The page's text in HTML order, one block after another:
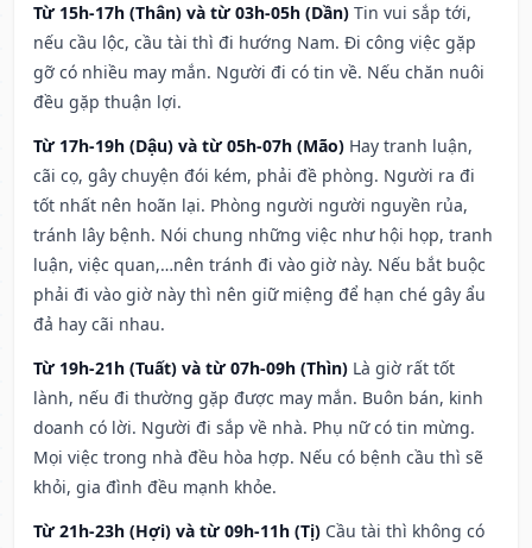
Từ 15h-17h (Thân) và từ 03h-05h (Dần) Tin vui sắp tới,
nếu cầu lộc, cầu tài thì đi hướng Nam. Đi công việc gặp
gỡ có nhiều may mắn. Người đi có tin về. Nếu chăn nuôi
đều gặp thuận lợi.
Từ 17h-19h (Dậu) và từ 05h-07h (Mão) Hay tranh luận,
cãi cọ, gây chuyện đói kém, phải đề phòng. Người ra đi
tốt nhất nên hoãn lại. Phòng người người nguyền rủa,
tránh lây bệnh. Nói chung những việc như hội họp, tranh
luận, việc quan,…nên tránh đi vào giờ này. Nếu bắt buộc
phải đi vào giờ này thì nên giữ miệng để hạn ché gây ẩu
đả hay cãi nhau.
Từ 19h-21h (Tuất) và từ 07h-09h (Thìn) Là giờ rất tốt
lành, nếu đi thường gặp được may mắn. Buôn bán, kinh
doanh có lời. Người đi sắp về nhà. Phụ nữ có tin mừng.
Mọi việc trong nhà đều hòa hợp. Nếu có bệnh cầu thì sẽ
khỏi, gia đình đều mạnh khỏe.
Từ 21h-23h (Hợi) và từ 09h-11h (Tị) Cầu tài thì không có